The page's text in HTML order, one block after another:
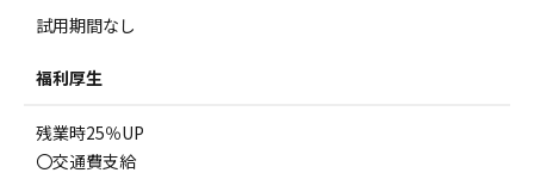
試用期間なし
福利厚生
残業時25％UP
〇交通費支給